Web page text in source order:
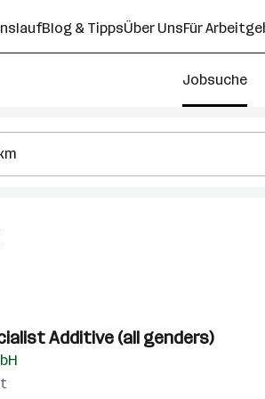
Blog & TippsÜber UnsFür
Jobsuche
PöltenAdditive (all genders)